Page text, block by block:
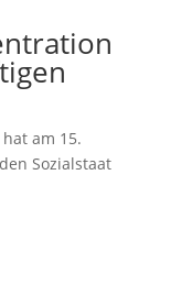
am 15.
Sozialstaat